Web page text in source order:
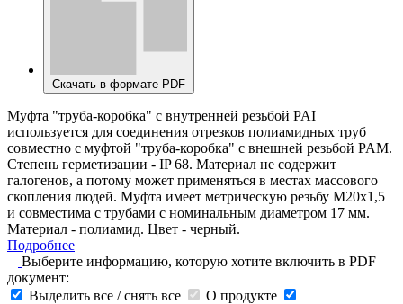
Скачать в формате PDF
Муфта "труба-коробка" с внутренней резьбой PAI
используется для соединения отрезков полиамидных труб
совместно с муфтой "труба-коробка" с внешней резьбой PAM.
Степень герметизации - IP 68. Материал не содержит
галогенов, а потому может применяться в местах массового
скопления людей. Муфта имеет метрическую резьбу М20х1,5
и совместима с трубами с номинальным диаметром 17 мм.
Материал - полиамид. Цвет - черный.
Подробнее
Выберите информацию, которую хотите включить в PDF
документ:
Выделить все / снять все
О продукте